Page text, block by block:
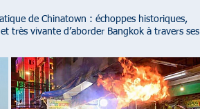
de Chinatown : échoppes historiques,
très vivante d’aborder Bangkok à travers ses